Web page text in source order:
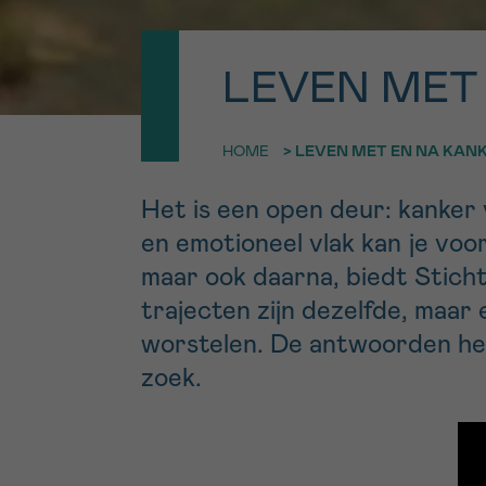
LEVEN
HOME > LEVEN MET EN NA
Het is een open deur:
en emotioneel vlak kan je
maar ook daarna, biedt
trajecten zijn dezelfde, maar
worstelen. De antwoorden
zoek.
ma-vrij 9u
Ik wil
MIJN VRAAG
Ja, stuur mij
*VERPLICHT VELD